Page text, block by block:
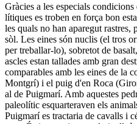
Gràcies a les especials
lítiques es troben en força bon
les quals no han aparegut rastres,
sòl. Les eines són nuclis (el tros
per treballar-lo), sobretot de
ascles estan tallades amb gran
comparables amb les eines de la
Montgrí) i el puig d'en Roca
al de Puigmarí. Amb aquestes
paleolític esquarteraven els
Puigmarí es tractaria de cavalls i